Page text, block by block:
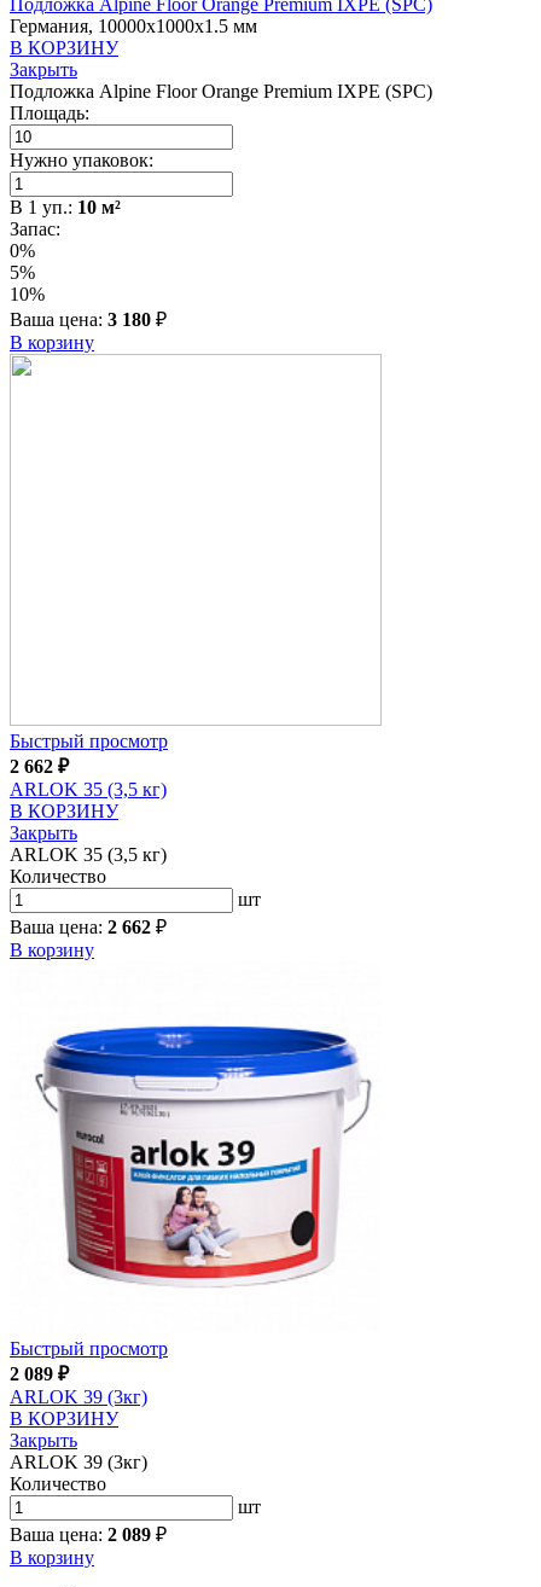
Подложка Alpine Floor Orange Premium IXPE (SPC)
Германия, 10000x1000x1.5 мм
В КОРЗИНУ
Закрыть
Подложка Alpine Floor Orange Premium IXPE (SPC)
Площадь:
Нужно упаковок:
В 1 уп.: 10 м²
Запас:
0%
5%
10%
Ваша цена: 3 180 ₽
В корзину
Быстрый просмотр
2 662 ₽
ARLOK 35 (3,5 кг)
В КОРЗИНУ
Закрыть
ARLOK 35 (3,5 кг)
Количество
шт
Ваша цена: 2 662 ₽
В корзину
Быстрый просмотр
2 089 ₽
ARLOK 39 (3кг)
В КОРЗИНУ
Закрыть
ARLOK 39 (3кг)
Количество
шт
Ваша цена: 2 089 ₽
В корзину